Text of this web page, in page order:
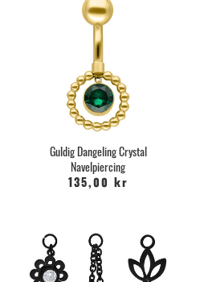
Guldig Dangeling Crystal
Navelpiercing
135,00 kr